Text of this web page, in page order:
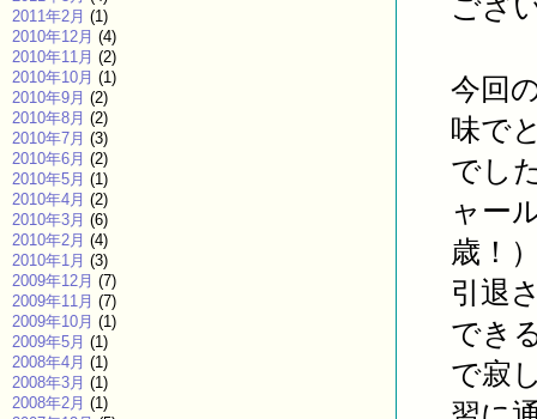
ござ
今回
味で
でし
ャー
歳！
引退
でき
で寂
2011年2月 (1)
2010年12月 (4)
2010年11月 (2)
2010年10月 (1)
2010年9月 (2)
2010年8月 (2)
2010年7月 (3)
2010年6月 (2)
2010年5月 (1)
2010年4月 (2)
2010年3月 (6)
2010年2月 (4)
2010年1月 (3)
2009年12月 (7)
2009年11月 (7)
2009年10月 (1)
2009年5月 (1)
2008年4月 (1)
2008年3月 (1)
2008年2月 (1)